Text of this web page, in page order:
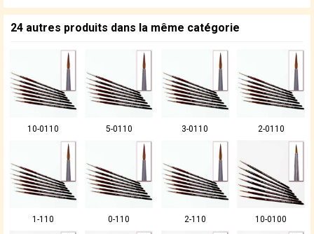
24 autres produits dans la même catégorie
10-0110 5-0110 3-0110 2-0110
1-110 0-110 2-110 10-0100